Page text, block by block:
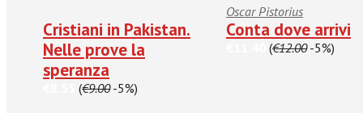
Cristiani in Pakistan.
Nelle prove la
speranza
(€9.00-5%)
Oscar Pistorius
Conta dove arrivi
(€12.00-5%)